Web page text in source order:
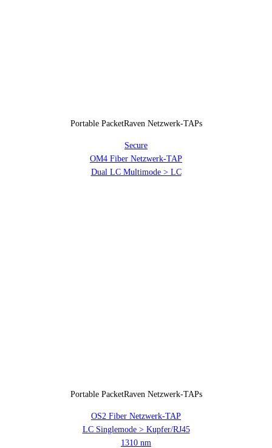
Portable PacketRaven Netzwerk-TAPs
Secure
OM4 Fiber Netzwerk-TAP
Dual LC Multimode > LC
Portable PacketRaven Netzwerk-TAPs
OS2 Fiber Netzwerk-TAP
LC Singlemode > Kupfer/RJ45
1310 nm